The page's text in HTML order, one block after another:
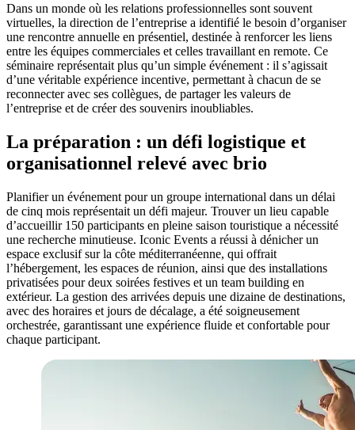
Dans un monde où les relations professionnelles sont souvent
virtuelles, la direction de l’entreprise a identifié le besoin d’organiser
une rencontre annuelle en présentiel, destinée à renforcer les liens
entre les équipes commerciales et celles travaillant en remote. Ce
séminaire représentait plus qu’un simple événement : il s’agissait
d’une véritable expérience incentive, permettant à chacun de se
reconnecter avec ses collègues, de partager les valeurs de
l’entreprise et de créer des souvenirs inoubliables.
La préparation : un défi logistique et
organisationnel relevé avec brio
Planifier un événement pour un groupe international dans un délai
de cinq mois représentait un défi majeur. Trouver un lieu capable
d’accueillir 150 participants en pleine saison touristique a nécessité
une recherche minutieuse. Iconic Events a réussi à dénicher un
espace exclusif sur la côte méditerranéenne, qui offrait
l’hébergement, les espaces de réunion, ainsi que des installations
privatisées pour deux soirées festives et un team building en
extérieur. La gestion des arrivées depuis une dizaine de destinations,
avec des horaires et jours de décalage, a été soigneusement
orchestrée, garantissant une expérience fluide et confortable pour
chaque participant.